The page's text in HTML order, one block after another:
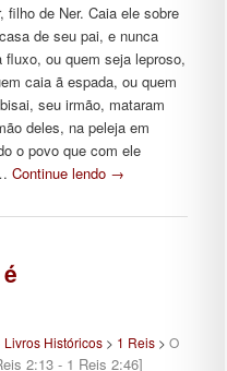
de Ner. Caia ele sobre
de seu pai, e nunca
ou quem seja leproso,
caia ã espada, ou quem
seu irmão, mataram
deles, na peleja em
o povo que com ele
Continue lendo →
Livros Históricos> 1 Reis> O
2:13 - 1 Reis 2:46]